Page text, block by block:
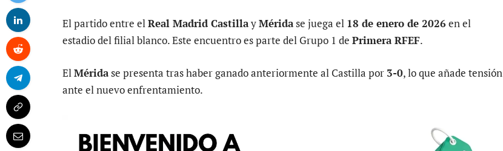
El partido entre elReal Madrid CastillayMéridase juega el 18 de enero de 2026 en el
estadio del filial blanco. Este encuentro es parte del Grupo 1 de Primera RFEF.
ElMéridase presenta tras haber ganado anteriormente al Castilla por 3-0, lo que añade tensión
ante el nuevo enfrentamiento.